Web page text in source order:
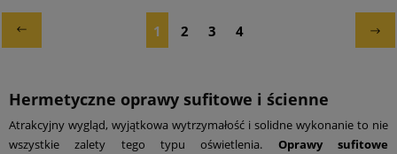
1 2 3 4
Hermetyczne oprawy sufitowe i ścienne
Atrakcyjny wygląd, wyjątkowa wytrzymałość i solidne wykonanie to nie
wszystkie zalety tego typu oświetlenia. Oprawy sufitowe